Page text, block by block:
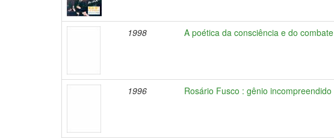
1998 A poética da consciência e do combate
1996 Rosário Fusco : gênio incompreendido